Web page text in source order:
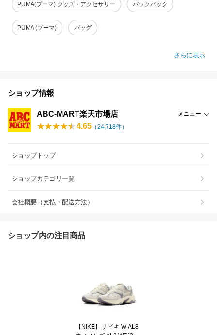
PUMA(プーマ) グッズ・アクセサリー バックパック
PUMA (プーマ) バッグ
さらに表示
ショップ情報
ABC-MART楽天市場店 メニュー
4.65 （24,718件）
ショップトップ
ショップカテゴリ一覧
会社概要（支払・配送方法）
ショップ内の注目商品
【NIKE】 ナイキ W AL8